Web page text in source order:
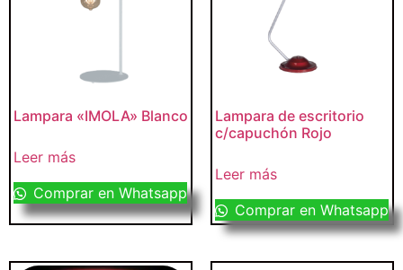
Lampara «IMOLA» Blanco
Leer más
Comprar en Whatsapp
Lampara de escritorio
c/capuchón Rojo
Leer más
Comprar en Whatsapp